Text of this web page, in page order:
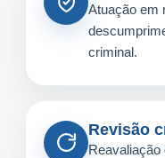
Atuação em
criminal.
Revisão
Reavaliação